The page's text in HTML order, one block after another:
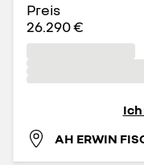
Preis
26.290 €
AH ERWIN